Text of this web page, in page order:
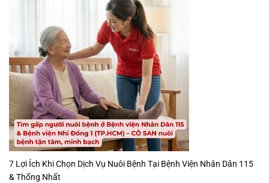
7 Lợi Ích Khi Chọn Dịch Vụ Nuôi Bệnh Tại Bệnh Viện Nhân Dân 115
& Thống Nhất